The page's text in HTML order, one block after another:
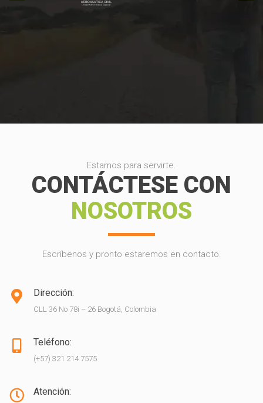
Estamos para servirte.
CONTÁCTESE CON
NOSOTROS
Escríbenos y pronto estaremos en contacto.
Dirección:
CLL 36 No 78i – 26 Bogotá, Colombia
Teléfono:
(+57) 321 214 7575
Atención: